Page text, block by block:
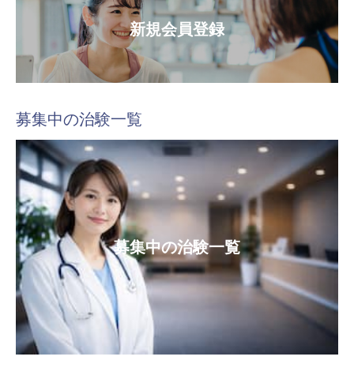
新規会員登録
募集中の治験一覧
募集中の治験一覧